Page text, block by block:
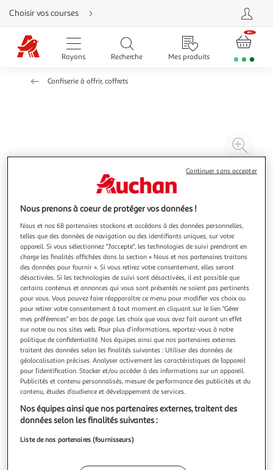
Aller
directement
au
contenu
Aller
directement
Aller
Choisir vos courses
Rayons Recherche Mes produits
Confiserie à offrir, coffrets
à
3.5 (2)
AUCHAN
Rocher au chocolat noir
245g 7 pièces
Afficher le prix
Nous prenons à coeur de protéger vos données !
Nous et nos 68 partenaires stockons et accédons à des données personnelles,
telles que des données de navigation ou des identifiants uniques, sur votre
appareil. Si vous sélectionnez "J'accepte", les technologies de suivi prendront en
charge les finalités affichées dans la section « Nous et nos partenaires traitons
des données pour fournir ». Si vous retirez votre consentement, elles seront
désactivées. Si les technologies de suivi sont désactivées, il est possible que
certains contenus et annonces qui vous sont présentés ne soient pas pertinents
pour vous. Vous pouvez faire réapparaître ce menu pour modifier vos choix ou
pour retirer votre consentement à tout moment en cliquant sur le lien "Gérer
mes préférences" en bas de page. Les choix que vous avez fait auront un effet
sur notre ou nos sites web. Pour plus d’informations, reportez-vous à notre
politique de confidentialité. Nos équipes ainsi que nos partenaires externes
traitent des données selon les finalités suivantes : Utiliser des données de
géolocalisation précises. Analyser activement les caractéristiques de l’appareil
pour l’identification. Stocker et/ou accéder à des informations sur un appareil.
Publicités et contenu personnalisés, mesure de performance des publicités et du
contenu, études d’audience et développement de services.
Nos équipes ainsi que nos partenaires externes, traitent des
données selon les finalités suivantes :
Liste de nos partenaires (fournisseurs)
Continuer sans accepter